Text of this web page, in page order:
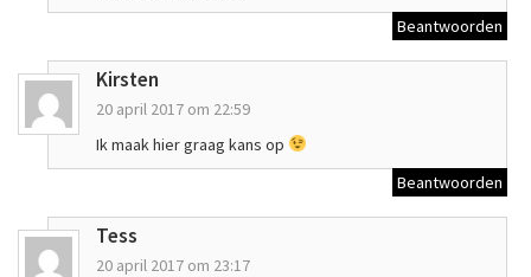
Beantwoorden
Kirsten
20 april 2017 om 22:59
Ik maak hier graag kans op
Beantwoorden
Tess
20 april 2017 om 23:17